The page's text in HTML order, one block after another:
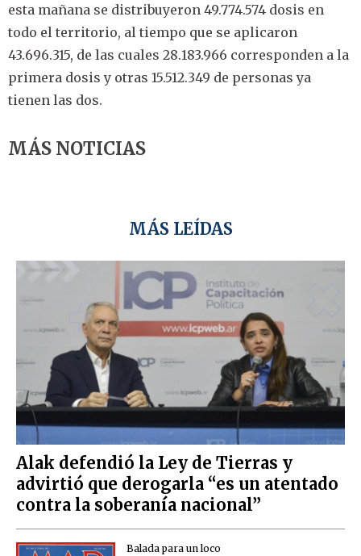
esta mañana se distribuyeron 49.774.574 dosis en
todo el territorio, al tiempo que se aplicaron
43.696.315, de las cuales 28.183.966 corresponden a la
primera dosis y otras 15.512.349 de personas ya
tienen las dos.
MÁS NOTICIAS
MÁS LEÍDAS
Alak defendió la Ley de Tierras y
advirtió que derogarla “es un atentado
contra la soberanía nacional”
Balada para un loco